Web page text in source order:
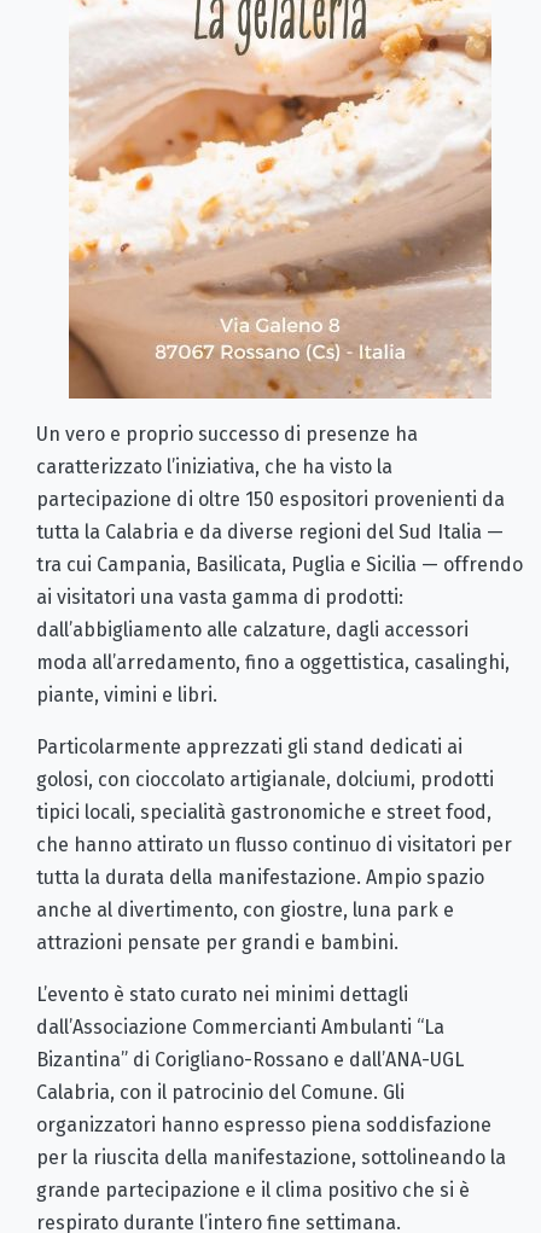
Un vero e proprio successo di presenze ha
caratterizzato l’iniziativa, che ha visto la
partecipazione di oltre 150 espositori provenienti da
tutta la Calabria e da diverse regioni del Sud Italia —
tra cui Campania, Basilicata, Puglia e Sicilia — offrendo
ai visitatori una vasta gamma di prodotti:
dall’abbigliamento alle calzature, dagli accessori
moda all’arredamento, fino a oggettistica, casalinghi,
piante, vimini e libri.
Particolarmente apprezzati gli stand dedicati ai
golosi, con cioccolato artigianale, dolciumi, prodotti
tipici locali, specialità gastronomiche e street food,
che hanno attirato un flusso continuo di visitatori per
tutta la durata della manifestazione. Ampio spazio
anche al divertimento, con giostre, luna park e
attrazioni pensate per grandi e bambini.
L’evento è stato curato nei minimi dettagli
dall’Associazione Commercianti Ambulanti “La
Bizantina” di Corigliano-Rossano e dall’ANA-UGL
Calabria, con il patrocinio del Comune. Gli
organizzatori hanno espresso piena soddisfazione
per la riuscita della manifestazione, sottolineando la
grande partecipazione e il clima positivo che si è
respirato durante l’intero fine settimana.